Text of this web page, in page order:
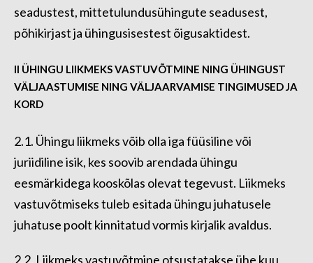
seadustest, mittetulundusühingute seadusest,
põhikirjast ja ühingusisestest õigusaktidest.
II ÜHINGU LIIKMEKS VASTUVÕTMINE NING ÜHINGUST
VÄLJAASTUMISE NING VÄLJAARVAMISE TINGIMUSED JA
KORD
2.1. Ühingu liikmeks võib olla iga füüsiline või
juriidiline isik, kes soovib arendada ühingu
eesmärkidega kooskõlas olevat tegevust. Liikmeks
vastuvõtmiseks tuleb esitada ühingu juhatusele
juhatuse poolt kinnitatud vormis kirjalik avaldus.
2.2. Liikmeks vastuvõtmine otsustatakse ühe kuu